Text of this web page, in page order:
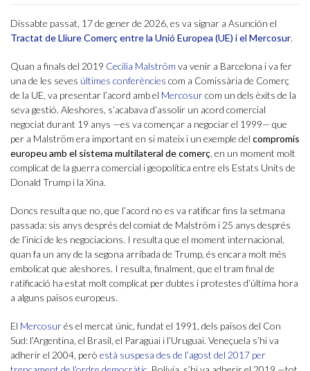
Dissabte passat, 17 de gener de 2026, es va signar a Asunción el
Tractat de Lliure Comerç entre la Unió Europea (UE) i el Mercosur.
Quan a finals del 2019 Cecilia Malström va venir a Barcelona i va fer
una de les seves últimes conferències com a Comissària de Comerç
de la UE, va presentar l’acord amb el Mercosurcom un dels èxits de la
seva gestió. Aleshores, s’acabava d’assolir un acord comercial
negociat durant 19 anys —es va començar a negociar el 1999— que
per a Malström era important en si mateix i un exemple del compromís
europeu amb el sistema multilateral de comerç, en un moment molt
complicat de la guerra comercial i geopolítica entre els Estats Units de
Donald Trump i la Xina.
Doncs resulta que no, que l’acord no es va ratificar fins la setmana
passada: sis anys després del comiat de Malström i 25 anys després
de l’inici de les negociacions. I resulta que el moment internacional,
quan fa un any de la segona arribada de Trump, és encara molt més
embolicat que aleshores. I resulta, finalment, que el tram final de
ratificació ha estat molt complicat per dubtes i protestes d’última hora
a alguns països europeus.
El Mercosurés el mercat únic, fundat el 1991, dels països del Con
Sud: l’Argentina, el Brasil, el Paraguai i l’Uruguai. Veneçuela s’hi va
adherir el 2004, però està suspesa des de l’agost del 2017 per